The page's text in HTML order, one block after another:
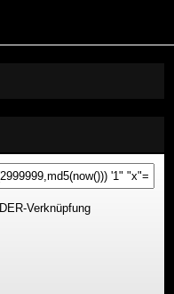
Verknüpfung